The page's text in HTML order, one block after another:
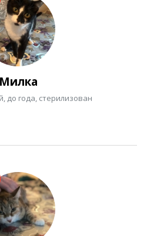
Милка
до года, стерилизован